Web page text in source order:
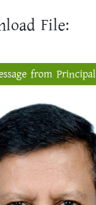
File:
from Principal